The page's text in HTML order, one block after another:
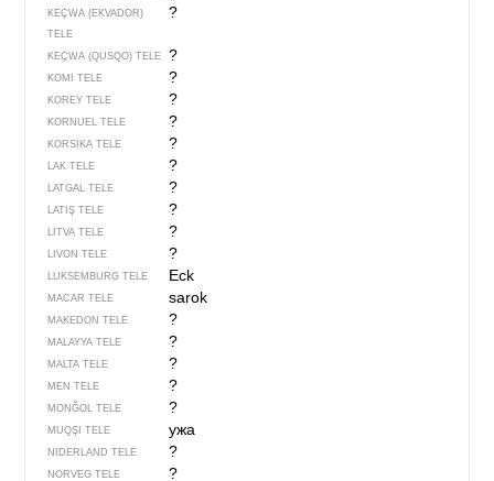
KEÇWA (EKVADOR)
TELE
?
KEÇWA (QUSQO) TELE ?
KOMI TELE ?
KOREY TELE ?
KORNUEL TELE ?
KORSIKA TELE ?
LAK TELE ?
LATGAL TELE ?
LATIŞ TELE ?
LITVA TELE ?
LIVON TELE ?
LUKSEMBURG TELE Eck
MACAR TELE sarok
MAKEDON TELE ?
MALAYYA TELE ?
MALTA TELE ?
MEN TELE ?
MONĞOL TELE ?
MUQŞI TELE ужа
NIDERLAND TELE ?
NORVEG TELE ?